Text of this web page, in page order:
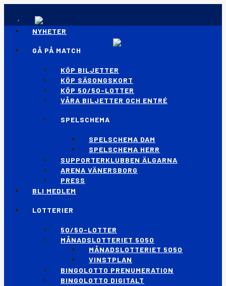
NYHETER
GÅ PÅ MATCH
KÖP BILJETTER
KÖP SÄSONGSKORT
KÖP 50/50-LOTTER
VÅRA BILJETTER OCH ENTRÉ
SPELSCHEMA
SPELSCHEMA DAM
SPELSCHEMA HERR
SUPPORTERKLUBBEN ÄLGARNA
ARENA VÄNERSBORG
PRESS
BLI MEDLEM
LOTTERIER
50/50-LOTTER
MÅNADSLOTTERIET 5050
MÅNADSLOTTERIET 5050
VINSTPLAN
BINGOLOTTO PRENUMERATION
BINGOLOTTO DIGITALT